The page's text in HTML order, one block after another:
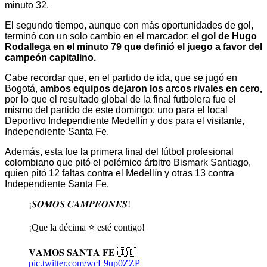
minuto 32.
El segundo tiempo, aunque con más oportunidades de gol,
terminó con un solo cambio en el marcador: el gol de Hugo
Rodallega en el minuto 79 que definió el juego a favor del
campeón capitalino.
Cabe recordar que, en el partido de ida, que se jugó en
Bogotá, ambos equipos dejaron los arcos rivales en cero,
por lo que el resultado global de la final futbolera fue el
mismo del partido de este domingo: uno para el local
Deportivo Independiente Medellín y dos para el visitante,
Independiente Santa Fe.
Además, esta fue la primera final del fútbol profesional
colombiano que pitó el polémico árbitro Bismark Santiago,
quien pitó 12 faltas contra el Medellín y otras 13 contra
Independiente Santa Fe.
¡𝑺𝑶𝑴𝑶𝑺 𝑪𝑨𝑴𝑷𝑬𝑶𝑵𝑬𝑺!
¡Que la décima ⭐️ esté contigo!
𝐕𝐀𝐌𝐎𝐒 𝐒𝐀𝐍𝐓𝐀 𝐅𝐄 🇮🇩
pic.twitter.com/wcL9up0ZZP